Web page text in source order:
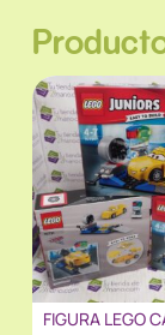
FIGURA LEGO